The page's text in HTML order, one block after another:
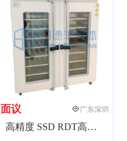
面议 广东深圳
高精度 SSD RDT高温测试柜